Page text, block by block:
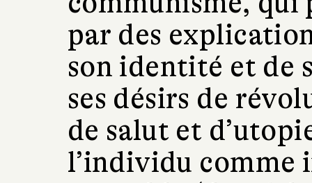
par des
son identité et de
ses désirs de
de salut et
l’individu comme